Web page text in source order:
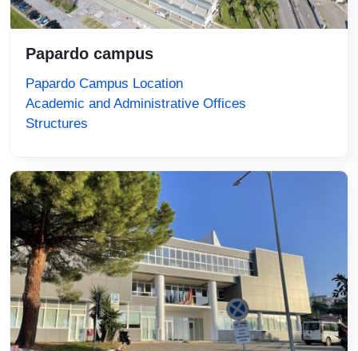
Papardo campus
Papardo Campus Location
Academic and Administrative Offices
Structures
Immagine